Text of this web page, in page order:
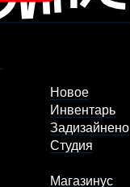
Новое
Инвентарь
Задизайнено
Студия
Магазинус